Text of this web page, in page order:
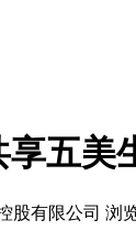
享五美
股有限公司 浏